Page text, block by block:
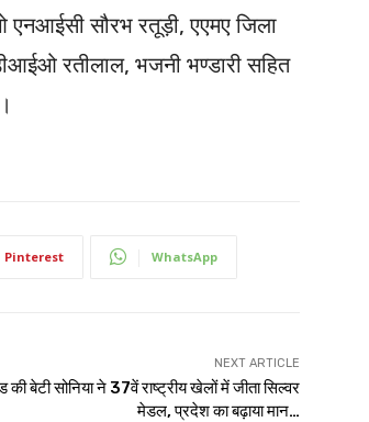
एनआईसी सौरभ रतूड़ी, एएमए जिला
रतीलाल, भजनी भण्डारी सहित
Pinterest WhatsApp
NEXT ARTICLE
की बेटी सोनिया ने 37वें राष्ट्रीय खेलों में जीता सिल्वर
मेडल, प्रदेश का बढ़ाया मान…